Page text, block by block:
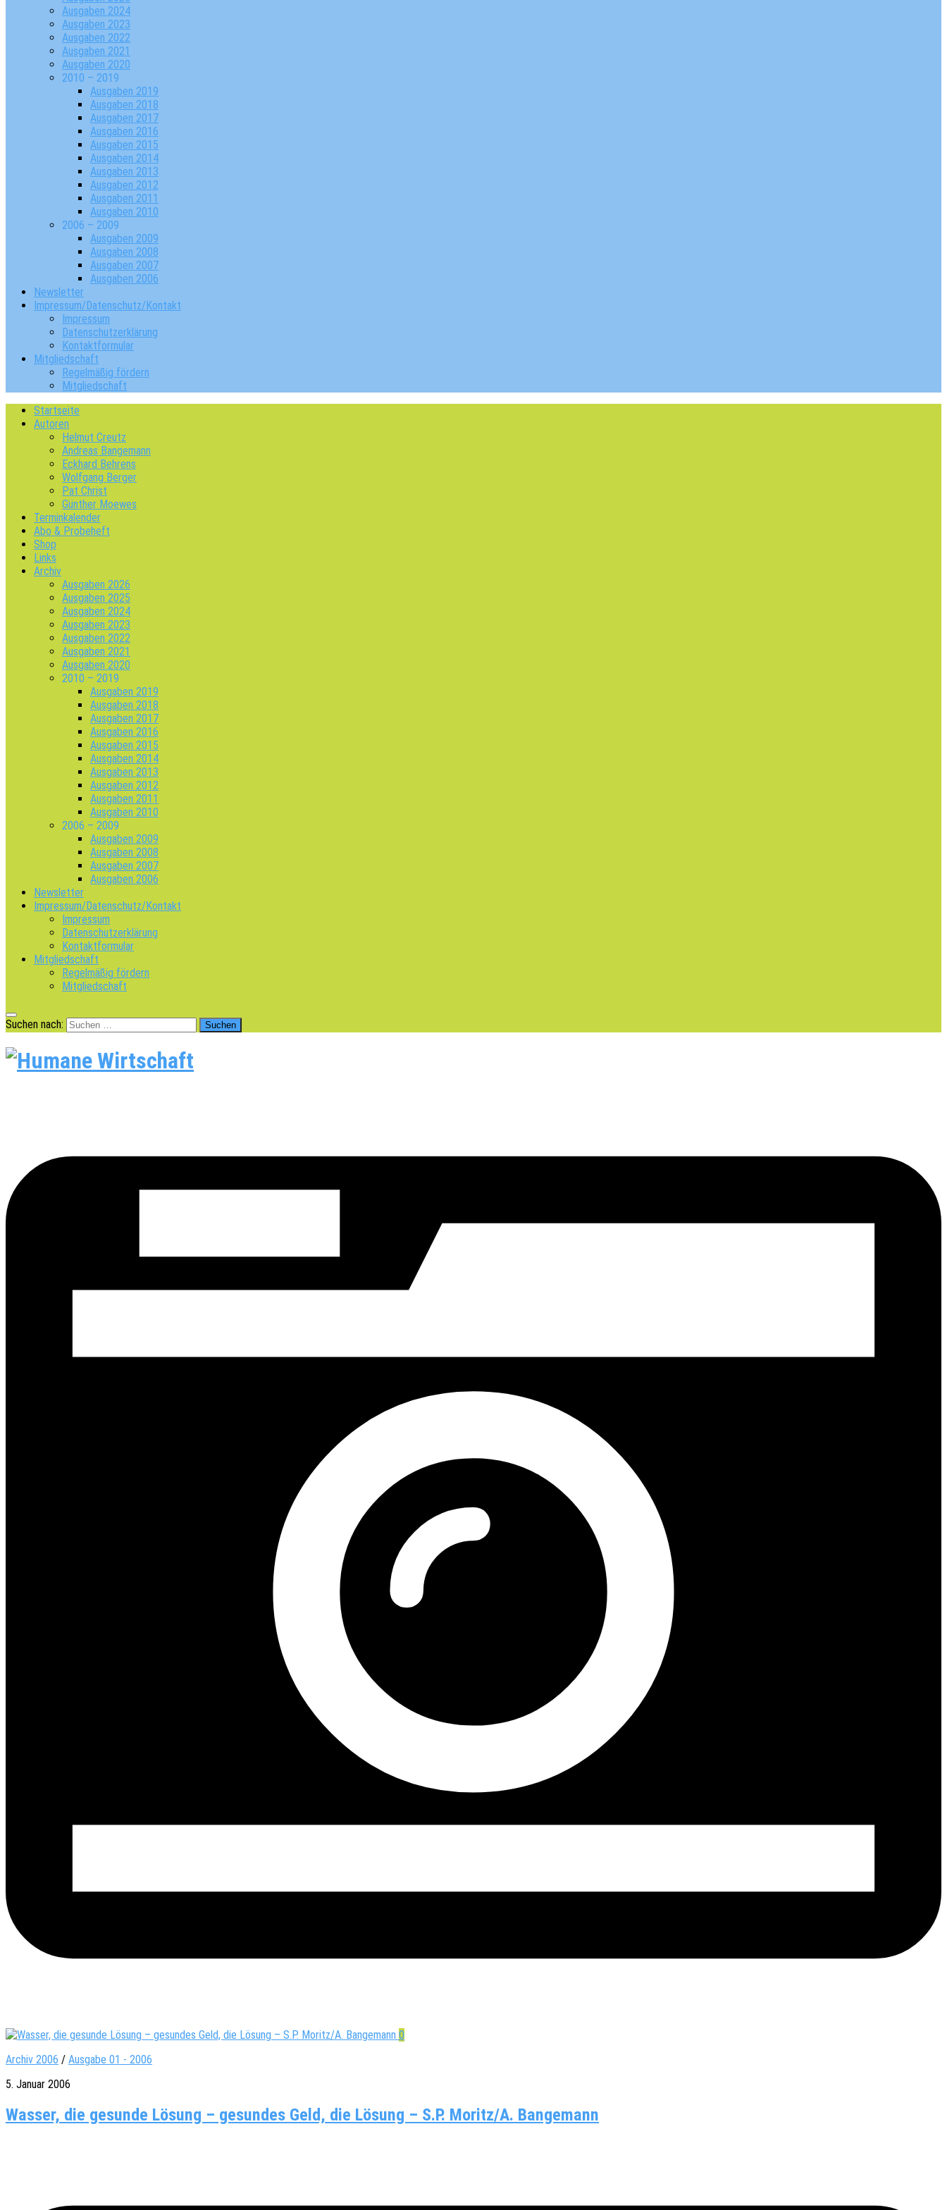
Ausgaben 2024
Ausgaben 2023
Ausgaben 2022
Ausgaben 2021
Ausgaben 2020
2010 – 2019
Ausgaben 2019
Ausgaben 2018
Ausgaben 2017
Ausgaben 2016
Ausgaben 2015
Ausgaben 2014
Ausgaben 2013
Ausgaben 2012
Ausgaben 2011
Ausgaben 2010
2006 – 2009
Ausgaben 2009
Ausgaben 2008
Ausgaben 2007
Ausgaben 2006
Newsletter
Impressum/Datenschutz/Kontakt
Impressum
Datenschutzerklärung
Kontaktformular
Mitgliedschaft
Regelmäßig fördern
Mitgliedschaft
Startseite
Autoren
Helmut Creutz
Andreas Bangemann
Eckhard Behrens
Wolfgang Berger
Pat Christ
Günther Moewes
Terminkalender
Abo & Probeheft
Shop
Links
Archiv
Ausgaben 2026
Ausgaben 2025
Ausgaben 2024
Ausgaben 2023
Ausgaben 2022
Ausgaben 2021
Ausgaben 2020
2010 – 2019
Ausgaben 2019
Ausgaben 2018
Ausgaben 2017
Ausgaben 2016
Ausgaben 2015
Ausgaben 2014
Ausgaben 2013
Ausgaben 2012
Ausgaben 2011
Ausgaben 2010
2006 – 2009
Ausgaben 2009
Ausgaben 2008
Ausgaben 2007
Ausgaben 2006
Newsletter
Impressum/Datenschutz/Kontakt
Impressum
Datenschutzerklärung
Kontaktformular
Mitgliedschaft
Regelmäßig fördern
Mitgliedschaft
Suchen nach:
0
Archiv 2006 / Ausgabe 01 - 2006
5. Januar 2006
Wasser, die gesunde Lösung – gesundes Geld, die Lösung – S.P. Moritz/A. Bangemann